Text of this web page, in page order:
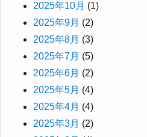
2025年10月 (1)
2025年9月 (2)
2025年8月 (3)
2025年7月 (5)
2025年6月 (2)
2025年5月 (4)
2025年4月 (4)
2025年3月 (2)